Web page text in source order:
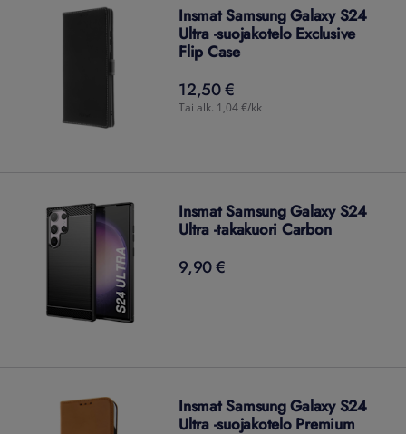
Insmat Samsung Galaxy S24
Ultra -suojakotelo Exclusive
Flip Case
12,50 €
12,50€
Tai alk. 1,04 €/kk
Insmat Samsung Galaxy S24
Ultra -takakuori Carbon
9,90 €
9,90€
Insmat Samsung Galaxy S24
Ultra -suojakotelo Premium